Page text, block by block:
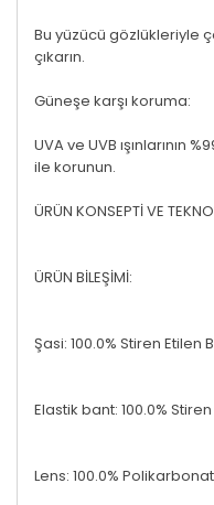
Bu yüzücü gözlükleriyle
çıkarın.
Güneşe karşı koruma:
UVA ve UVB ışınlarının
ile korunun.
ÜRÜN KONSEPTİ VE
ÜRÜN BİLEŞİMİ:
Şasi: 100.0% Stiren Etilen
Elastik bant: 100.0%
Lens: 100.0% Polikarbonat